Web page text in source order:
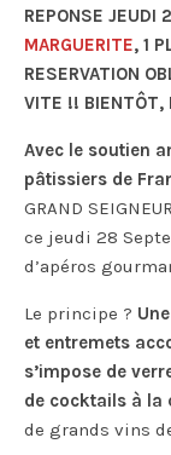
REPONSE JEUDI
MARGUERITE, 1
RESERVATION
VITE !! BIENTÔT,
Avec le soutien
pâtissiers de
GRAND
ce jeudi 28
d’apéros
Le principe ?
et entremets
s’impose de
de cocktails à la
de grands vins